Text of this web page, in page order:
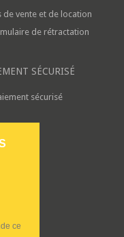
de vente et de location
de rétractation
SÉCURISÉ
ce